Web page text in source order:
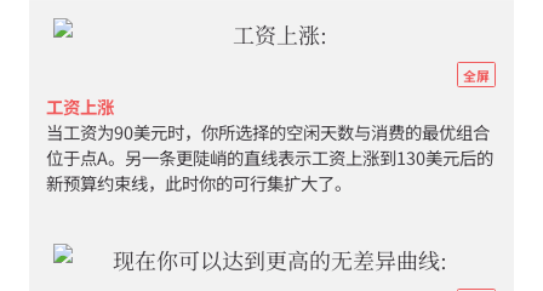
全屏
工资上涨
当工资为90美元时，你所选择的空闲天数与消费的最优组合
位于点A。另一条更陡峭的直线表示工资上涨到130美元后的
新预算约束线，此时你的可行集扩大了。